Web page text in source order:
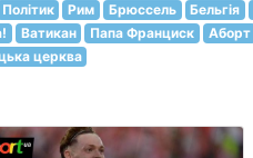
Політик Рим Брюссель Бельгія
Ватикан Папа Франциск Аборт
церква